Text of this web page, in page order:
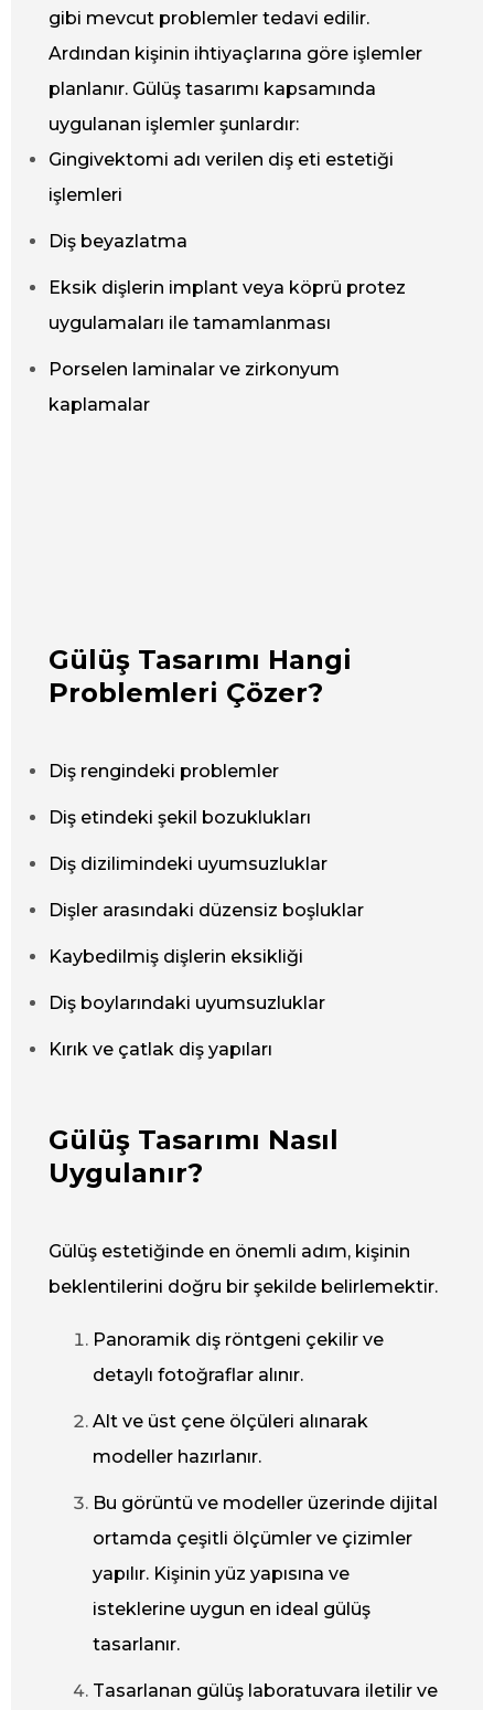
gibi mevcut problemler tedavi edilir.
Ardından kişinin ihtiyaçlarına göre işlemler
planlanır. Gülüş tasarımı kapsamında
uygulanan işlemler şunlardır:
Gingivektomi adı verilen diş eti estetiği
işlemleri
Diş beyazlatma
Eksik dişlerin implant veya köprü protez
uygulamaları ile tamamlanması
Porselen laminalar ve zirkonyum
kaplamalar
Gülüş Tasarımı Hangi
Problemleri Çözer?
Diş rengindeki problemler
Diş etindeki şekil bozuklukları
Diş dizilimindeki uyumsuzluklar
Dişler arasındaki düzensiz boşluklar
Kaybedilmiş dişlerin eksikliği
Diş boylarındaki uyumsuzluklar
Kırık ve çatlak diş yapıları
Gülüş Tasarımı Nasıl
Uygulanır?
Gülüş estetiğinde en önemli adım, kişinin
beklentilerini doğru bir şekilde belirlemektir.
Panoramik diş röntgeni çekilir ve
detaylı fotoğraflar alınır.
Alt ve üst çene ölçüleri alınarak
modeller hazırlanır.
Bu görüntü ve modeller üzerinde dijital
ortamda çeşitli ölçümler ve çizimler
yapılır. Kişinin yüz yapısına ve
isteklerine uygun en ideal gülüş
tasarlanır.
Tasarlanan gülüş laboratuvara iletilir ve